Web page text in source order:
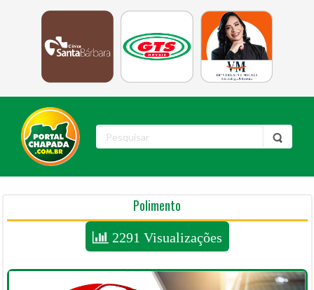
Polimento
2291 Visualizações